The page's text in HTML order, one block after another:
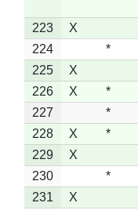
223 X
224
*
225
X
226
X *
227
*
228
X *
229
X
230
*
231
X